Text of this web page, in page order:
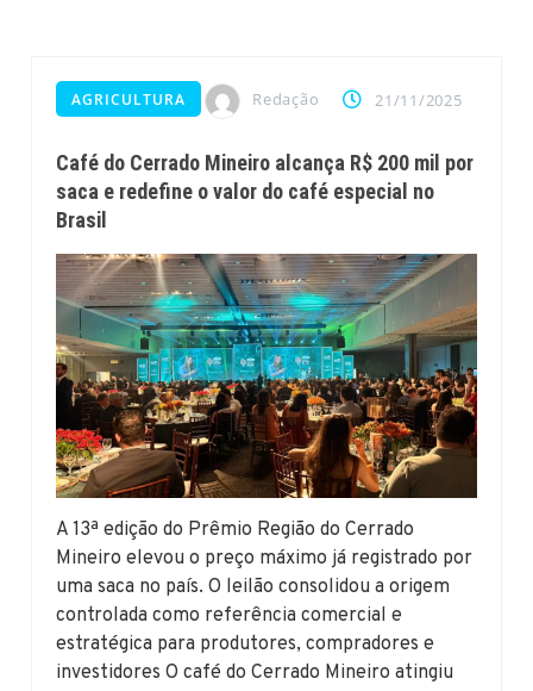
AGRICULTURA Redação 21/11/2025
Café do Cerrado Mineiro alcança R$ 200 mil por
saca e redefine o valor do café especial no
Brasil
A 13ª edição do Prêmio Região do Cerrado
Mineiro elevou o preço máximo já registrado por
uma saca no país. O leilão consolidou a origem
controlada como referência comercial e
estratégica para produtores, compradores e
investidores O café do Cerrado Mineiro atingiu